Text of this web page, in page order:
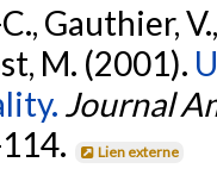
Gauthier,
M. (2001).
Journal
Lien externe